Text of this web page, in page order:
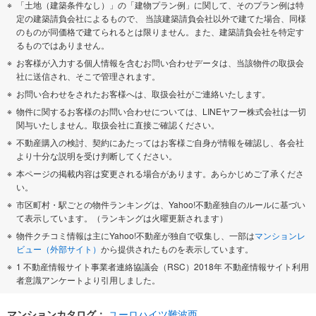
「土地（建築条件なし）」の「建物プラン例」に関して、そのプラン例は特
定の建築請負会社によるもので、 当該建築請負会社以外で建てた場合、同様
のものが同価格で建てられるとは限りません。また、建築請負会社を特定す
るものではありません。
お客様が入力する個人情報を含むお問い合わせデータは、当該物件の取扱会
社に送信され、そこで管理されます。
お問い合わせをされたお客様へは、取扱会社がご連絡いたします。
物件に関するお客様のお問い合わせについては、LINEヤフー株式会社は一切
関与いたしません。取扱会社に直接ご確認ください。
不動産購入の検討、契約にあたってはお客様ご自身が情報を確認し、各会社
より十分な説明を受け判断してください。
本ページの掲載内容は変更される場合があります。あらかじめご了承くださ
い。
市区町村・駅ごとの物件ランキングは、Yahoo!不動産独自のルールに基づい
て表示しています。（ランキングは火曜更新されます）
物件クチコミ情報は主にYahoo!不動産が独自で収集し、一部はマンションレ
ビュー（外部サイト） から提供されたものを表示しています。
1 不動産情報サイト事業者連絡協議会（RSC）2018年 不動産情報サイト利用
者意識アンケートより引用しました。